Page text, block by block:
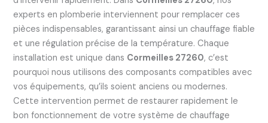
experts en plomberie interviennent pour remplacer ces
pièces indispensables, garantissant ainsi un chauffage fiable
et une régulation précise de la température. Chaque
installation est unique dans Cormeilles 27260, c’est
pourquoi nous utilisons des composants compatibles avec
vos équipements, qu’ils soient anciens ou modernes.
Cette intervention permet de restaurer rapidement le
bon fonctionnement de votre système de chauffage